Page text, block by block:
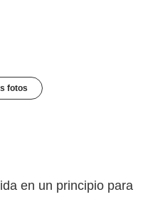
fotos
en un principio para